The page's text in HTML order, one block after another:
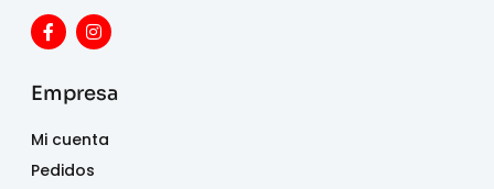
Empresa
Mi cuenta
Pedidos